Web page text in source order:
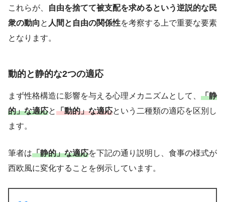
これらが、
自由を捨てて被支配を求めるという逆説的な民
衆の動向 と 人間と自由の関係性を考察する上で重要な要素
となります。
動的と静的な2つの適応
まず性格構造に影響を与える心理メカニズムとして、 「静
的」な適応と「動的」な適応という二種類の適応を区別し
ます。
筆者は「静的」な適応を下記の通り説明し、食事の様式が
西欧風に変化することを例示しています。